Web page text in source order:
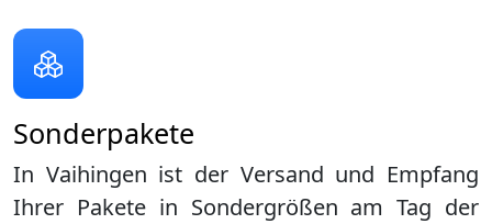
Sonderpakete
In Vaihingen ist der Versand und Empfang
Ihrer Pakete in Sondergrößen am Tag der